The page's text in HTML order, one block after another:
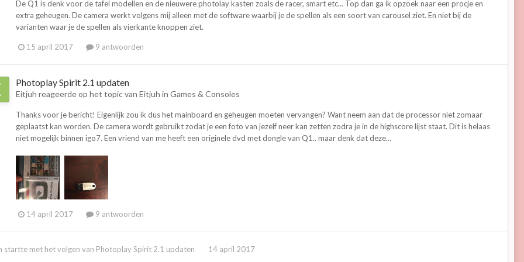
De Q1 is denk voor de tafel modellen en de nieuwere photolay kasten zoals de racer, smart etc... Top dan ga ik opzoek naar een procje en
extra geheugen. De camera werkt volgens mij alleen met de software waarbij je de spellen als een soort van carousel ziet. En niet bij de
varianten waar je de spellen als vierkante knoppen ziet.
15 april 2017 9 antwoorden
Photoplay Spirit 2.1 updaten
Eitjuh reageerde op het topic van Eitjuh in Games & Consoles
Thanks voor je bericht! Eigenlijk zou ik dus het mainboard en geheugen moeten vervangen? Want neem aan dat de processor niet zomaar
geplaatst kan worden. De camera wordt gebruikt zodat je een foto van jezelf neer kan zetten zodra je in de highscore lijst staat. Dit is helaas
niet mogelijk binnen igo7. Een vriend van me heeft een originele dvd met dongle van Q1.. maar denk dat deze...
14 april 2017 9 antwoorden
startte met het volgen van Photoplay Spirit 2.1 updaten 14 april 2017